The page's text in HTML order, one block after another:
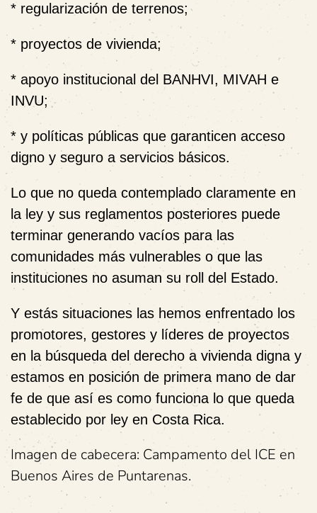
* regularización de terrenos;
* proyectos de vivienda;
* apoyo institucional del BANHVI, MIVAH e
INVU;
* y políticas públicas que garanticen acceso
digno y seguro a servicios básicos.
Lo que no queda contemplado claramente en
la ley y sus reglamentos posteriores puede
terminar generando vacíos para las
comunidades más vulnerables o que las
instituciones no asuman su roll del Estado.
Y estás situaciones las hemos enfrentado los
promotores, gestores y líderes de proyectos
en la búsqueda del derecho a vivienda digna y
estamos en posición de primera mano de dar
fe de que así es como funciona lo que queda
establecido por ley en Costa Rica.
Imagen de cabecera: Campamento del ICE en
Buenos Aires de Puntarenas.